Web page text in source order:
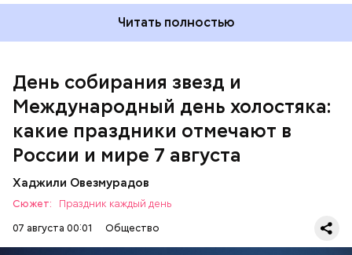
Читать полностью
День собирания звезд и
Международный день холостяка:
какие праздники отмечают в
России и мире 7 августа
Хаджили Овезмурадов
Сюжет:
Праздник каждый день
07 августа 00:01
Общество
Международный день холостяка